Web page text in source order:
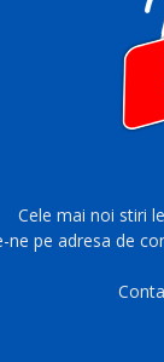
Cele mai noi stiri
ne pe adresa de